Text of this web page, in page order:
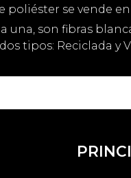
poliéster se vende
una, son fibras
tipos: Reciclada y